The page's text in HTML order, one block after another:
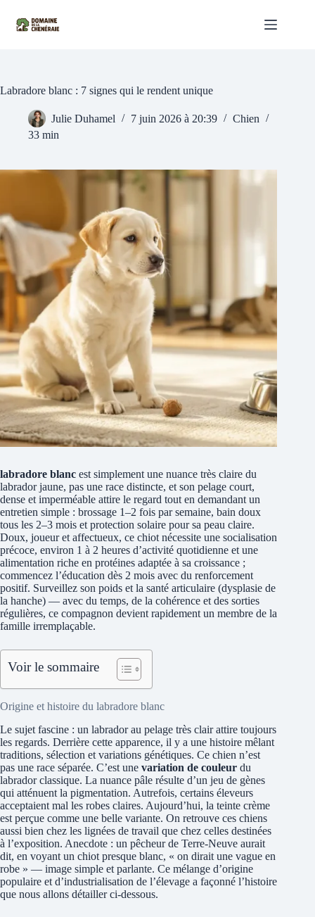
contenu
Labradore blanc : 7 signes qui le rendent unique
Julie Duhamel 7 juin 2026 à 20:39
Chien
33 min
labradore blanc est simplement une nuance très claire du
labrador jaune, pas une race distincte, et son pelage court,
dense et imperméable attire le regard tout en demandant un
entretien simple : brossage 1–2 fois par semaine, bain doux
tous les 2–3 mois et protection solaire pour sa peau claire.
Doux, joueur et affectueux, ce chiot nécessite une socialisation
précoce, environ 1 à 2 heures d’activité quotidienne et une
alimentation riche en protéines adaptée à sa croissance ;
commencez l’éducation dès 2 mois avec du renforcement
positif. Surveillez son poids et la santé articulaire (dysplasie de
la hanche) — avec du temps, de la cohérence et des sorties
régulières, ce compagnon devient rapidement un membre de la
famille irremplaçable.
Voir le sommaire
Origine et histoire du labradore blanc
Le sujet fascine : un labrador au pelage très clair attire toujours
les regards. Derrière cette apparence, il y a une histoire mêlant
traditions, sélection et variations génétiques. Ce chien n’est
pas une race séparée. C’est une variation de couleur du
labrador classique. La nuance pâle résulte d’un jeu de gènes
qui atténuent la pigmentation. Autrefois, certains éleveurs
acceptaient mal les robes claires. Aujourd’hui, la teinte crème
est perçue comme une belle variante. On retrouve ces chiens
aussi bien chez les lignées de travail que chez celles destinées
à l’exposition. Anecdote : un pêcheur de Terre‑Neuve aurait
dit, en voyant un chiot presque blanc, « on dirait une vague en
robe » — image simple et parlante. Ce mélange d’origine
populaire et d’industrialisation de l’élevage a façonné l’histoire
que nous allons détailler ci‑dessous.